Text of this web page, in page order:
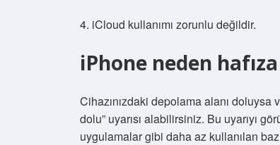
4. iCloud kullanımı zorunlu değildir.
iPhone neden
Cihazınızdaki depolama alanı doluysa
dolu” uyarısı alabilirsiniz. Bu uyarıyı
uygulamalar gibi daha az kullanılan